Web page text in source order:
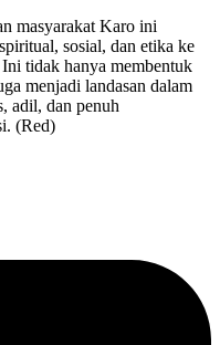
masyarakat Karo ini
sosial, dan etika ke
tidak hanya membentuk
menjadi landasan dalam
adil, dan penuh
(Red)